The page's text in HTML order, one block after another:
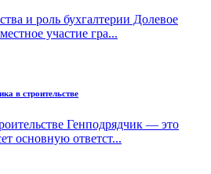
и роль бухгалтерии Долевое
участие гра...
в строительстве
Генподрядчик — это
основную ответст...